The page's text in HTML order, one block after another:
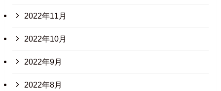
2022年11月
2022年10月
2022年9月
2022年8月